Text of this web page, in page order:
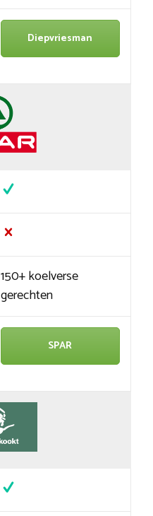
Diepvriesman
150+ koelverse
gerechten
SPAR